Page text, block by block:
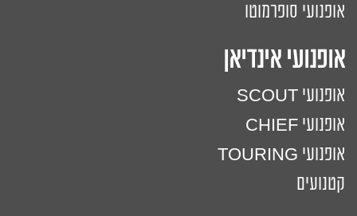
אופנועי סופרמוטו
אופנועי אינדיאן
אופנועי SCOUT
אופנועי CHIEF
אופנועי TOURING
קטנועים